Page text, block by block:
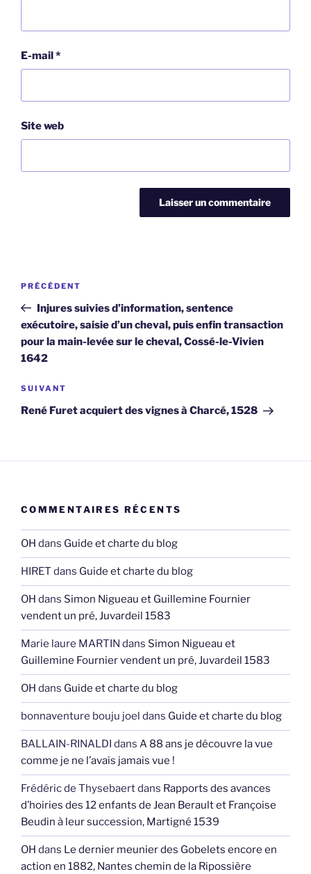
E-mail*
Site web
Navigation
l’article
Article
précédent
PRÉCÉDENT
Injures suivies d’information, sentence
exécutoire, saisie d’un cheval, puis enfin transaction
pour la main-levée sur le cheval, Cossé-le-Vivien
1642
Article
suivant
SUIVANT
René Furet acquiert des vignes à Charcé, 1528
COMMENTAIRES RÉCENTS
OH dans Guide et charte du blog
HIRET dans Guide et charte du blog
OH dans Simon Nigueau et Guillemine Fournier
vendent un pré, Juvardeil 1583
Marie laure MARTIN dans Simon Nigueau et
Guillemine Fournier vendent un pré, Juvardeil 1583
OH dans Guide et charte du blog
bonnaventure bouju joel dans Guide et charte du blog
BALLAIN-RINALDI dans A 88 ans je découvre la vue
comme je ne l’avais jamais vue !
Frédéric de Thysebaertdans Rapports des avances
d’hoiries des 12 enfants de Jean Berault et Françoise
Beudin à leur succession, Martigné 1539
OH dans Le dernier meunier des Gobelets encore en
action en 1882, Nantes chemin de la Ripossière